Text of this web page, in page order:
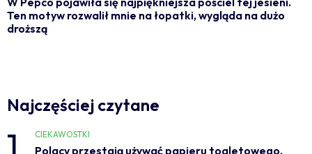
Ten motyw rozwalił mnie na łopatki, wygląda na dużo
droższą
Najczęściej czytane
1 CIEKAWOSTKI
Polacy przestają używać papieru toaletowego.